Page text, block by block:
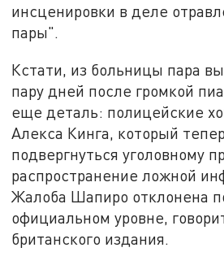
инсценировки в деле
пары".
Кстати, из больницы пара
пару дней после громкой
еще деталь: полицейские
Алекса Кинга, который
подвергнуться уголовному
распространение ложной
Жалоба Шапиро отклонена
официальном уровне,
британского издания.